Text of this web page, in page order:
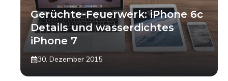
Gerüchte-Feuerwerk: iPhone 6c
Details und wasserdichtes
iPhone 7
30. Dezember 2015